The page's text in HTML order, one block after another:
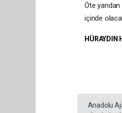
Öte
içinde
HÜRAYDIN
Anadolu